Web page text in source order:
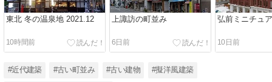
東北 冬の温泉地 2021.12
10時間前
上諏訪の町並み
6日前
弘前ミニチュ
10日前
#近代建築 #古い町並み #古い建物 #擬洋風建築